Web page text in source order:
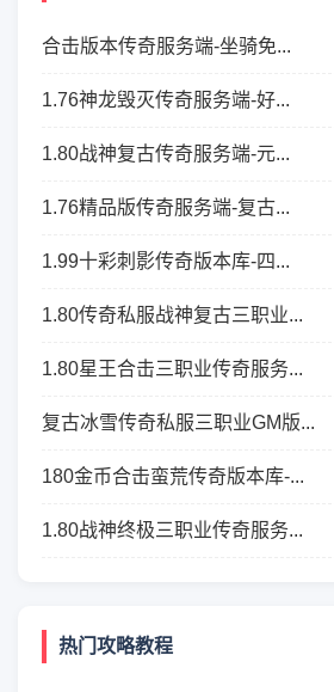
合击版本传奇服务端-坐骑免...
1.76神龙毁灭传奇服务端-好...
1.80战神复古传奇服务端-元...
1.76精品版传奇服务端-复古...
1.99十彩刺影传奇版本库-四...
1.80传奇私服战神复古三职业...
1.80星王合击三职业传奇服务...
复古冰雪传奇私服三职业GM版...
180金币合击蛮荒传奇版本库-...
1.80战神终极三职业传奇服务...
热门攻略教程